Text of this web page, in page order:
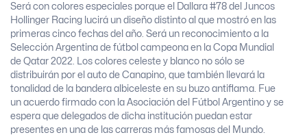
Será con colores especiales porque el Dallara #78 del Juncos
Hollinger Racing lucirá un diseño distinto al que mostró en las
primeras cinco fechas del año. Será un reconocimiento a la
Selección Argentina de fútbol campeona en la Copa Mundial
de Qatar 2022. Los colores celeste y blanco no sólo se
distribuirán por el auto de Canapino, que también llevará la
tonalidad de la bandera albiceleste en su buzo antiflama. Fue
un acuerdo firmado con la Asociación del Fútbol Argentino y se
espera que delegados de dicha institución puedan estar
presentes en una de las carreras más famosas del Mundo.